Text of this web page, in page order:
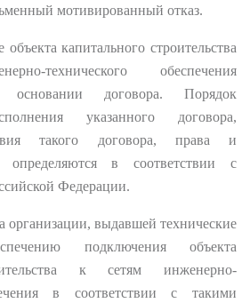
мотивированный отказ.
капитального строительства
технического обеспечения
основании договора. Порядок
указанного договора,
такого договора, права и
определяются в соответствии с
Федерации.
организации, выдавшей технические
подключения объекта
к сетям инженерно-
в соответствии с такими